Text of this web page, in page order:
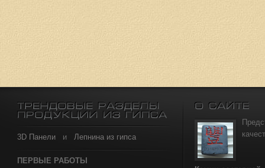
3D Панели и Лепнина из гипса
ПЕРВЫЕ РАБОТЫ